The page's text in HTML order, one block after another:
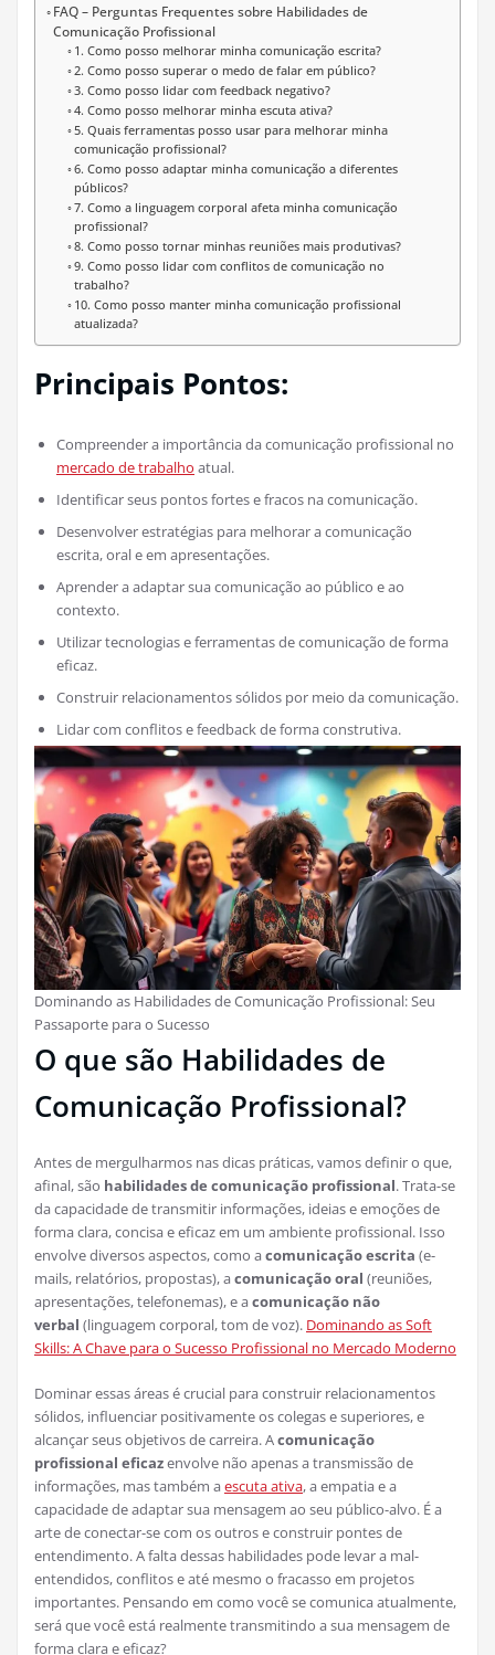
FAQ – Perguntas Frequentes sobre Habilidades de
Comunicação Profissional
1. Como posso melhorar minha comunicação escrita?
2. Como posso superar o medo de falar em público?
3. Como posso lidar com feedback negativo?
4. Como posso melhorar minha escuta ativa?
5. Quais ferramentas posso usar para melhorar minha
comunicação profissional?
6. Como posso adaptar minha comunicação a diferentes
públicos?
7. Como a linguagem corporal afeta minha comunicação
profissional?
8. Como posso tornar minhas reuniões mais produtivas?
9. Como posso lidar com conflitos de comunicação no
trabalho?
10. Como posso manter minha comunicação profissional
atualizada?
Principais Pontos:
Compreender a importância da comunicação profissional no
mercado de trabalho atual.
Identificar seus pontos fortes e fracos na comunicação.
Desenvolver estratégias para melhorar a comunicação
escrita, oral e em apresentações.
Aprender a adaptar sua comunicação ao público e ao
contexto.
Utilizar tecnologias e ferramentas de comunicação de forma
eficaz.
Construir relacionamentos sólidos por meio da comunicação.
Lidar com conflitos e feedback de forma construtiva.
Dominando as Habilidades de Comunicação Profissional: Seu
Passaporte para o Sucesso
O que são Habilidades de
Comunicação Profissional?
Antes de mergulharmos nas dicas práticas, vamos definir o que,
afinal, são habilidades de comunicação profissional. Trata-se
da capacidade de transmitir informações, ideias e emoções de
forma clara, concisa e eficaz em um ambiente profissional. Isso
envolve diversos aspectos, como acomunicação escrita (e-
mails, relatórios, propostas), acomunicação oral (reuniões,
apresentações, telefonemas), e acomunicação não
verbal (linguagem corporal, tom de voz). Dominando as Soft
Skills: A Chave para o Sucesso Profissional no Mercado Moderno
Dominar essas áreas é crucial para construir relacionamentos
sólidos, influenciar positivamente os colegas e superiores, e
alcançar seus objetivos de carreira. Acomunicação
profissional eficazenvolve não apenas a transmissão de
informações, mas também aescuta ativa, a empatia e a
capacidade de adaptar sua mensagem ao seu público-alvo. É a
arte de conectar-se com os outros e construir pontes de
entendimento. A falta dessas habilidades pode levar a mal-
entendidos, conflitos e até mesmo o fracasso em projetos
importantes. Pensando em como você se comunica atualmente,
será que você está realmente transmitindo a sua mensagem de
forma clara e eficaz?